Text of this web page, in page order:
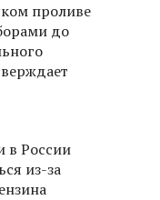
проливе
до
в России
из-за